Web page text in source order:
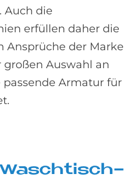
Auch die
erfüllen daher die
Ansprüche der Marke
Auswahl an
passende Armatur für